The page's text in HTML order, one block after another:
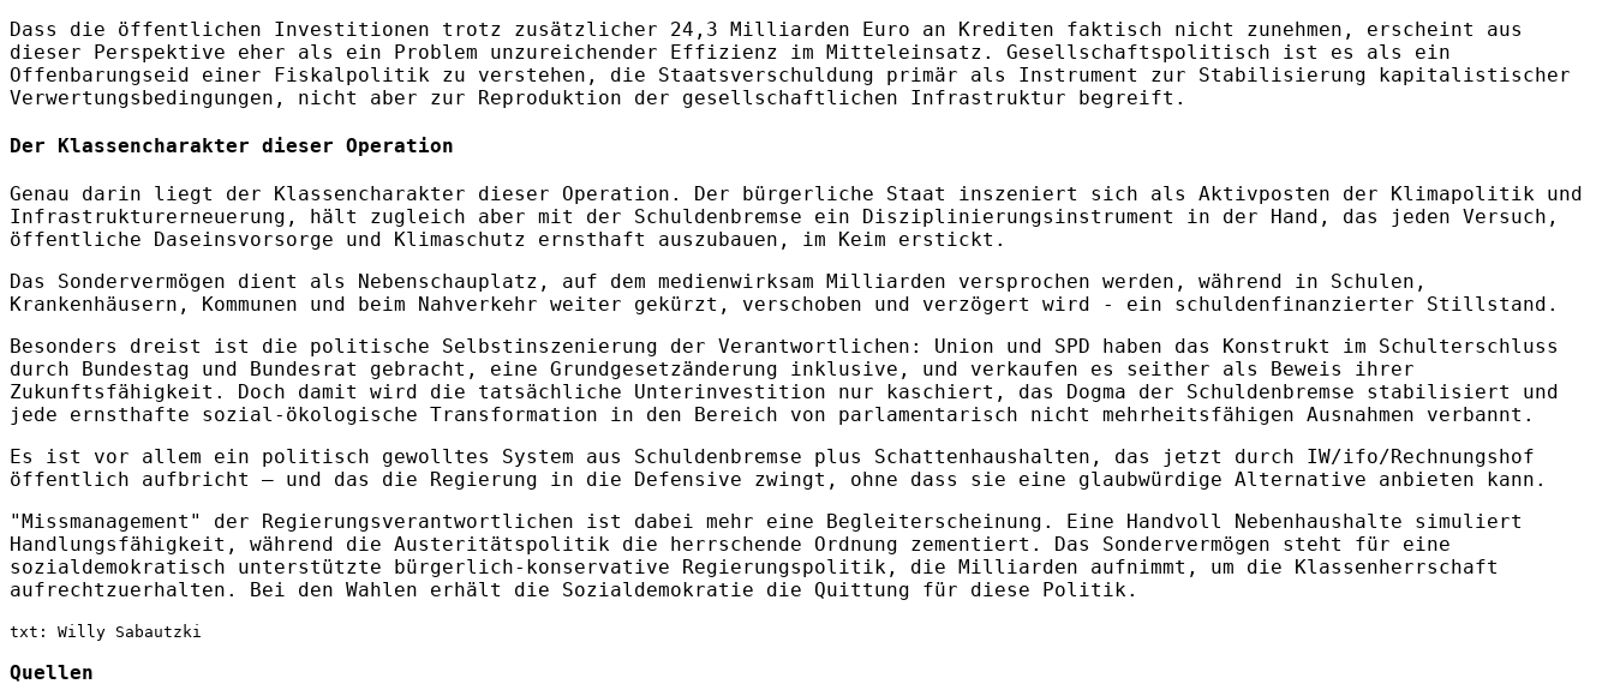
Dass die öffentlichen Investitionen trotz zusätzlicher 24,3 Milliarden Euro an Krediten faktisch nicht zunehmen, erscheint aus
dieser Perspektive eher als ein Problem unzureichender Effizienz im Mitteleinsatz. Gesellschaftspolitisch ist es als ein
Offenbarungseid einer Fiskalpolitik zu verstehen, die Staatsverschuldung primär als Instrument zur Stabilisierung kapitalistischer
Verwertungsbedingungen, nicht aber zur Reproduktion der gesellschaftlichen Infrastruktur begreift.
Der Klassencharakter dieser Operation
Genau darin liegt der Klassencharakter dieser Operation. Der bürgerliche Staat inszeniert sich als Aktivposten der Klimapolitik und
Infrastrukturerneuerung, hält zugleich aber mit der Schuldenbremse ein Disziplinierungsinstrument in der Hand, das jeden Versuch,
öffentliche Daseinsvorsorge und Klimaschutz ernsthaft auszubauen, im Keim erstickt.
Das Sondervermögen dient als Nebenschauplatz, auf dem medienwirksam Milliarden versprochen werden, während in Schulen,
Krankenhäusern, Kommunen und beim Nahverkehr weiter gekürzt, verschoben und verzögert wird - ein schuldenfinanzierter Stillstand.
Besonders dreist ist die politische Selbstinszenierung der Verantwortlichen: Union und SPD haben das Konstrukt im Schulterschluss
durch Bundestag und Bundesrat gebracht, eine Grundgesetzänderung inklusive, und verkaufen es seither als Beweis ihrer
Zukunftsfähigkeit. Doch damit wird die tatsächliche Unterinvestition nur kaschiert, das Dogma der Schuldenbremse stabilisiert und
jede ernsthafte sozial‑ökologische Transformation in den Bereich von parlamentarisch nicht mehrheitsfähigen Ausnahmen verbannt.
Es ist vor allem ein politisch gewolltes System aus Schuldenbremse plus Schattenhaushalten, das jetzt durch IW/ifo/Rechnungshof
öffentlich aufbricht – und das die Regierung in die Defensive zwingt, ohne dass sie eine glaubwürdige Alternative anbieten kann.
"Missmanagement" der Regierungsverantwortlichen ist dabei mehr eine Begleiterscheinung. Eine Handvoll Nebenhaushalte simuliert
Handlungsfähigkeit, während die Austeritätspolitik die herrschende Ordnung zementiert. Das Sondervermögen steht für eine
sozialdemokratisch unterstützte bürgerlich-konservative Regierungspolitik, die Milliarden aufnimmt, um die Klassenherrschaft
aufrechtzuerhalten. Bei den Wahlen erhält die Sozialdemokratie die Quittung für diese Politik.
txt: Willy Sabautzki
Quellen